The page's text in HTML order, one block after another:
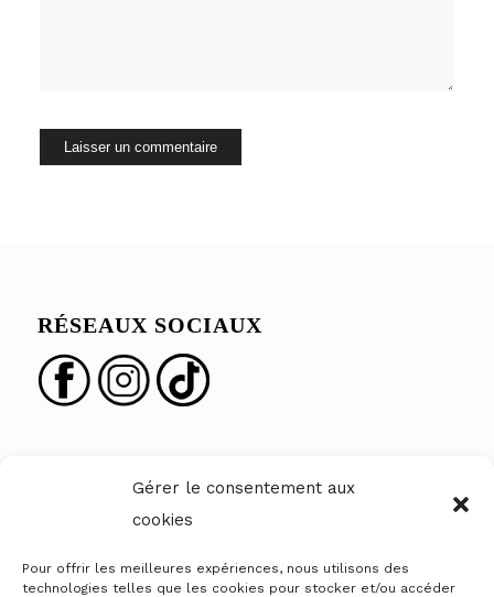
Gérer le consentement aux
cookies
Pour offrir les meilleures expériences, nous utilisons des
technologies telles que les cookies pour stocker et/ou accéder
RÉSEAUX SOCIAUX